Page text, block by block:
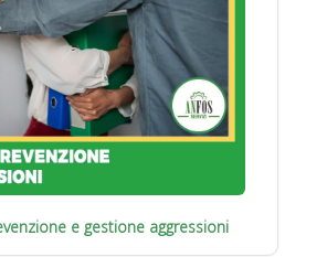
e gestione aggressioni